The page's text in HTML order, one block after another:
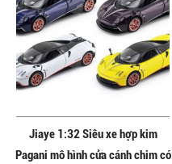
Jiaye 1:32 Siêu xe hợp kim
Pagani mô hình cửa cánh chim có